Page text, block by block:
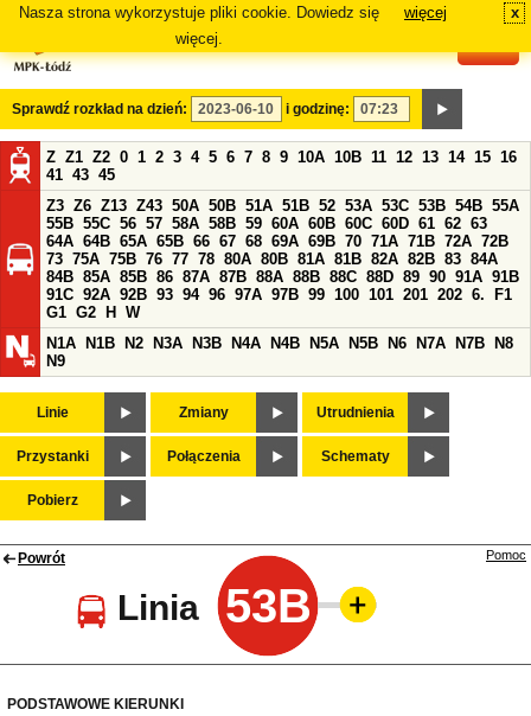
Nasza strona wykorzystuje pliki cookie. Dowiedz się
więcej.
więcej x
Sprawdź rozkład na dzień: i godzinę:
Z Z1 Z2 0 1 2 3 4 5 6 7 8 9 10A 10B 11 12 13 14 15 16
41 43 45
Z3 Z6 Z13 Z43 50A 50B 51A 51B 52 53A 53C 53B 54B 55A
55B 55C 56 57 58A 58B 59 60A 60B 60C 60D 61 62 63
64A 64B 65A 65B 66 67 68 69A 69B 70 71A 71B 72A 72B
73 75A 75B 76 77 78 80A 80B 81A 81B 82A 82B 83 84A
84B 85A 85B 86 87A 87B 88A 88B 88C 88D 89 90 91A 91B
91C 92A 92B 93 94 96 97A 97B 99 100 101 201 202 6.
F1
G1 G2 H
W
N1A
N1B N2 N3A N3B N4A N4B N5A N5B N6 N7A N7B
N8
N9
Linie Zmiany Utrudnienia
Przystanki Połączenia Schematy
Pobierz
Powrót
Linia 53B
Pomoc
PODSTAWOWE KIERUNKI